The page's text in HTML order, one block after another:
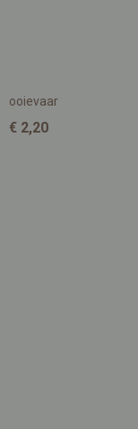
ooievaar
€ 2,20